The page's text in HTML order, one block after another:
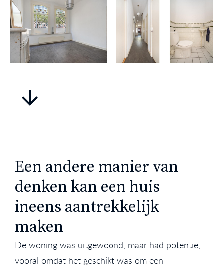
Een andere manier van
denken kan een huis
ineens aantrekkelijk
maken
De woning was uitgewoond, maar had potentie,
vooral omdat het geschikt was om een